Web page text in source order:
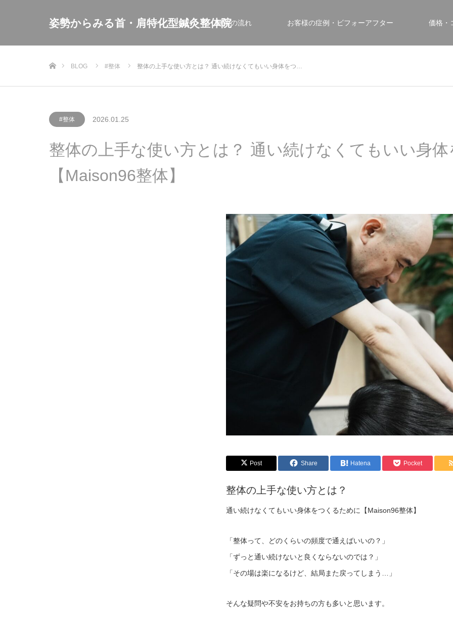
姿勢からみる首・肩特化型鍼灸整体院施術の流れ お客様の症例・ビフォーアフター 価格・
BLOG #整体 整体の上手な使い方とは？ 通い続けなくてもいい身体をつ…
#整体 2026.01.25
整体の上手な使い方とは？ 通い続けなくてもいい身
【Maison96整体】
Post Share Hatena Pocket
整体の上手な使い方とは？
通い続けなくてもいい身体をつくるために【Maison96整体】
「整体って、どのくらいの頻度で通えばいいの？」
「ずっと通い続けないと良くならないのでは？」
「その場は楽になるけど、結局また戻ってしまう…」
そんな疑問や不安をお持ちの方も多いと思います。